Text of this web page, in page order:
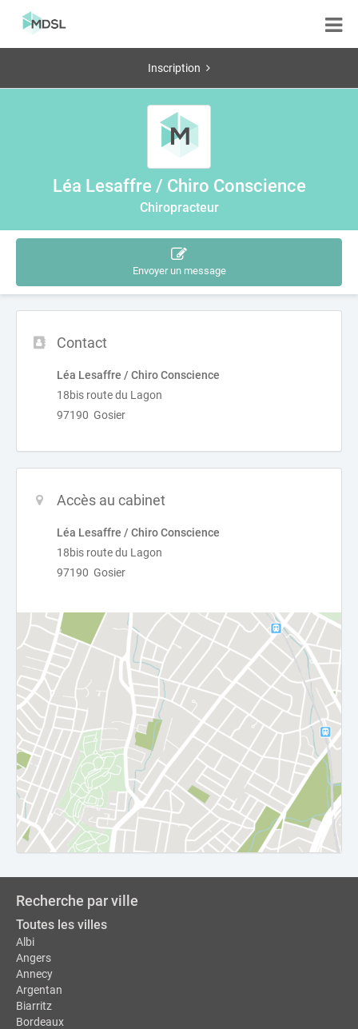
Inscription
Léa Lesaffre / Chiro Conscience
Chiropracteur
Envoyer un message
Contact
Léa Lesaffre / Chiro Conscience
18bis route du Lagon
97190 Gosier
Accès au cabinet
Léa Lesaffre / Chiro Conscience
18bis route du Lagon
97190 Gosier
Recherche par ville
Toutes les villes
Albi
Angers
Annecy
Argentan
Biarritz
Bordeaux